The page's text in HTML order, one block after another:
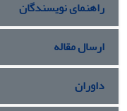
راهنمای نویسندگان
ارسال مقاله
داوران